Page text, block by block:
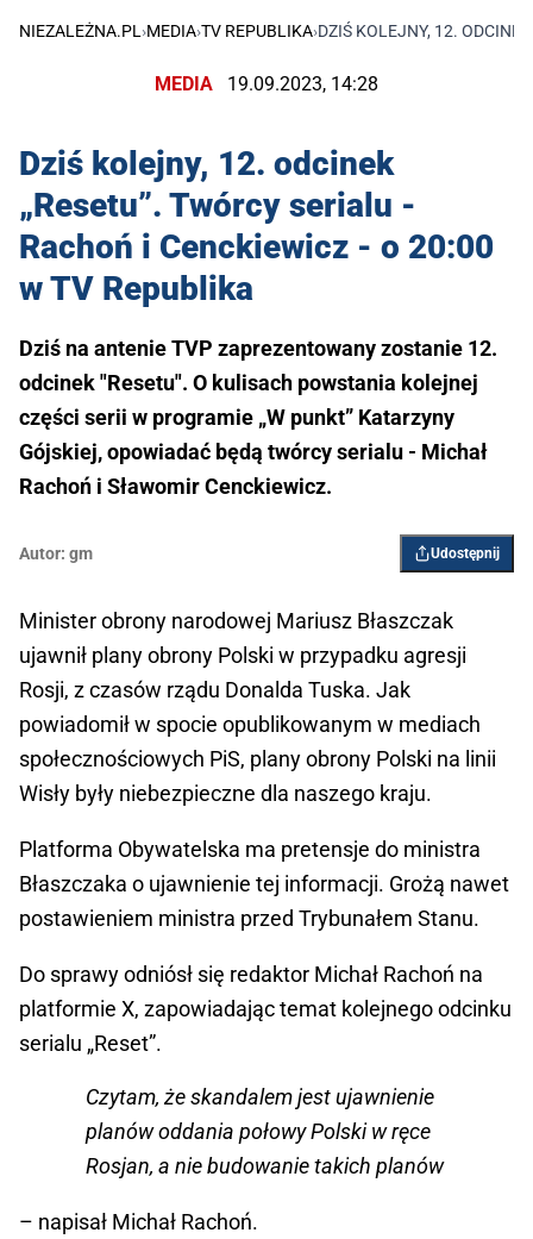
NIEZALEŻNA.PL ›MEDIA›TV REPUBLIKA›DZIŚ KOLEJNY, 12.
MEDIA 19.09.2023, 14:28
Dziś kolejny, 12. odcinek
„Resetu”. Twórcy serialu -
Rachoń i Cenckiewicz - o 20:00
w TV Republika
Dziś na antenie TVP zaprezentowany zostanie 12.
odcinek "Resetu". O kulisach powstania kolejnej
części serii w programie „W punkt” Katarzyny
Gójskiej, opowiadać będą twórcy serialu - Michał
Rachoń i Sławomir Cenckiewicz.
Autor: gm Udostępnij
Minister obrony narodowej Mariusz Błaszczak
ujawnił plany obrony Polski w przypadku agresji
Rosji, z czasów rządu Donalda Tuska. Jak
powiadomił w spocie opublikowanym w mediach
społecznościowych PiS, plany obrony Polski na linii
Wisły były niebezpieczne dla naszego kraju.
Platforma Obywatelska ma pretensje do ministra
Błaszczaka o ujawnienie tej informacji. Grożą nawet
postawieniem ministra przed Trybunałem Stanu.
Do sprawy odniósł się redaktor Michał Rachoń na
platformie X, zapowiadając temat kolejnego odcinku
serialu „Reset”.
Czytam, że skandalem jest ujawnienie
planów oddania połowy Polski w ręce
Rosjan, a nie budowanie takich planów
– napisał Michał Rachoń.